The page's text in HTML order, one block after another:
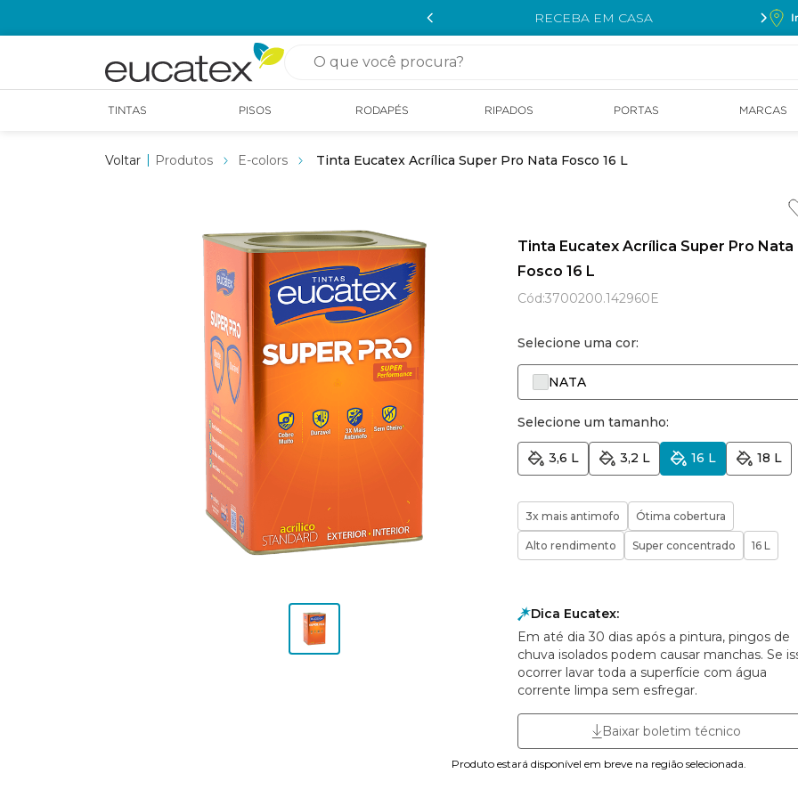
RECEBA EM CASA
O que você procura?
TINTAS PISOS RODAPÉS RIPADOS PORTAS MARCAS
Produtos E-colors Tinta Eucatex Acrílica Super Pro Nata Fosco 16 L
Tinta Eucatex Acrílica Super Pro Nata
Fosco 16 L
Cód:3700200.142960E
Selecione uma cor:
NATA
Selecione um tamanho:
3,6 L 3,2 L 16 L 18 L
3x mais antimofo Ótima cobertura
Alto rendimento Super concentrado 16 L
Dica Eucatex:
Em até dia 30 dias após a pintura, pingos de
chuva isolados podem causar manchas. Se
ocorrer lavar toda a superfície com água
corrente limpa sem esfregar.
Baixar boletim técnico
Produto estará disponível em breve na região selecionada.